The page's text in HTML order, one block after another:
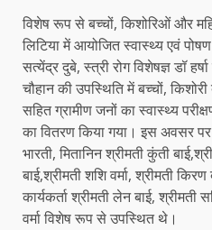
विशेष रूप से बच्चों, किशोरिओं और
लिटिया में आयोजित स्वास्थ्य एवं
सत्येंद्र दुबे, स्त्री रोग विशेषज्ञ डॉ
चौहान की उपस्थिति में बच्चों,
सहित ग्रामीण जनों का स्वास्थ्य
का वितरण किया गया। इस अवसर
भारती, मितानिन श्रीमती कुंती
बाई,श्रीमती शशि वर्मा, श्रीमती
कार्यकर्ता श्रीमती लेन बाई, श्रीमती
वर्मा विशेष रूप से उपस्थित थे।